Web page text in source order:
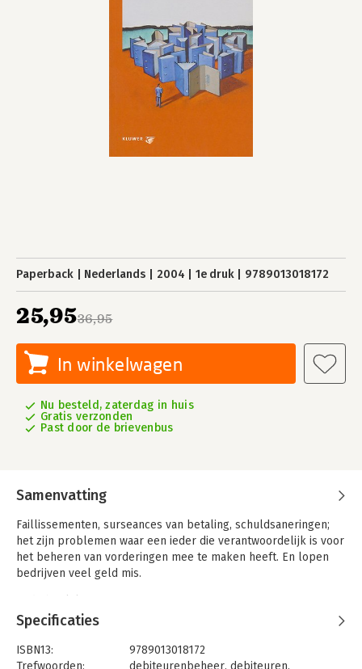
Paperback Nederlands 2004 1e druk 9789013018172
36,95
25,95
In winkelwagen
Nu besteld, zaterdag in huis
Gratis verzonden
Past door de brievenbus
Samenvatting
Faillissementen, surseances van betaling, schuldsaneringen;
het zijn problemen waar een ieder die verantwoordelijk is voor
het beheren van vorderingen mee te maken heeft. En lopen
bedrijven veel geld mis.
- hoe kunt u het beheer van de vorderingen organiseren
- en wat komt er allemaal bij kijken
- wat moet u doen als er ondanks alle genomen maatregelen
om betaling van vorderingen zeker te stellen toch problemen
Specificaties
ISBN13:
9789013018172
Trefwoorden:
debiteurenbeheer, debiteuren,